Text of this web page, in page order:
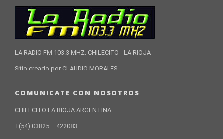
LA RADIO FM 103.3 MHZ. CHILECITO - LA RIOJA
Sitio creado por CLAUDIO MORALES
COMUNICATE CON NOSOTROS
CHILECITO LA RIOJA ARGENTINA
+(54) 03825 – 422083